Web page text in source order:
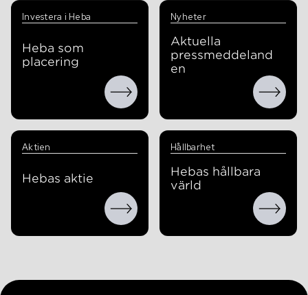
Investera i Heba
Heba som
placering
Nyheter
Aktuella
pressmeddeland
en
Aktien
Hebas aktie
Hållbarhet
Hebas hållbara
värld